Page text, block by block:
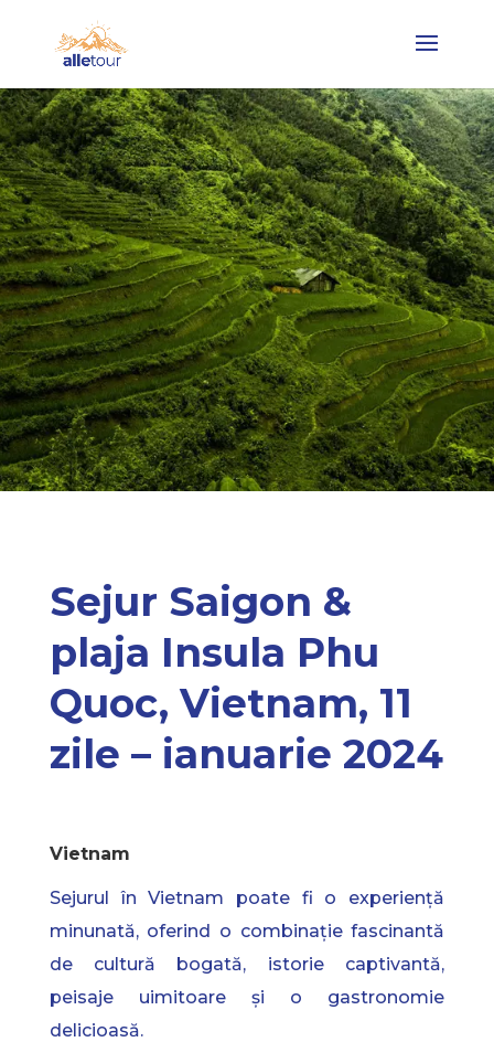
Sejur Saigon &
plaja Insula Phu
Quoc, Vietnam, 11
zile – ianuarie 2024
Vietnam
Sejurul în Vietnam poate fi o experiență
minunată, oferind o combinație fascinantă
de cultură bogată, istorie captivantă,
peisaje uimitoare și o gastronomie
delicioasă.